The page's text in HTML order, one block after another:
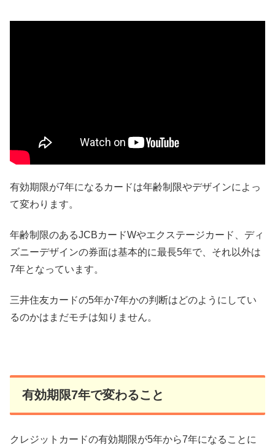
有効期限が7年になるカードは年齢制限やデザインによっ
て変わります。
年齢制限のあるJCBカードWやエクステージカード、ディ
ズニーデザインの券面は基本的に最長5年で、それ以外は
7年となっています。
三井住友カードの5年か7年かの判断はどのようにしてい
るのかはまだモチは知りません。
有効期限7年で変わること
クレジットカードの有効期限が5年から7年になることに